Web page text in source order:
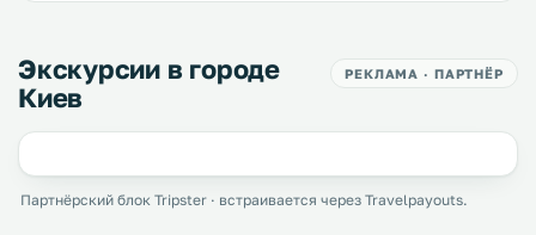
Экскурсии в городе
Киев
РЕКЛАМА · ПАРТНЁР
Партнёрский блок Tripster · встраивается через Travelpayouts.